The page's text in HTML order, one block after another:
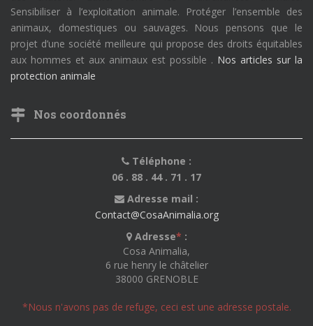
Sensibiliser à l’exploitation animale. Protéger l’ensemble des
animaux, domestiques ou sauvages. Nous pensons que le
projet d’une société meilleure qui propose des droits équitables
aux hommes et aux animaux est possible . Nos articles sur la
protection animale
Nos coordonnés
Téléphone :
06 . 88 . 44 . 71 . 17
Adresse mail :
Contact@CosaAnimalia.org
Adresse* :
Cosa Animalia,
6 rue henry le châtelier
38000 GRENOBLE
*Nous n'avons pas de refuge, ceci est une adresse postale.